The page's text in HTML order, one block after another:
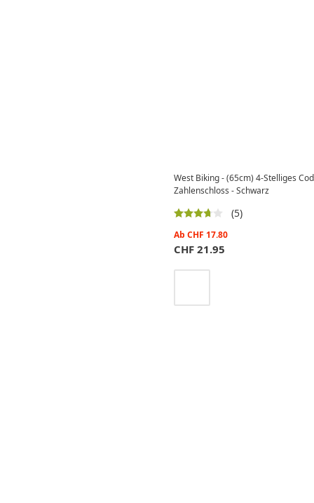
West Biking - (65cm) 4-Stelliges
Zahlenschloss - Schwarz
(5)
Ab CHF 17.80
CHF 21.95